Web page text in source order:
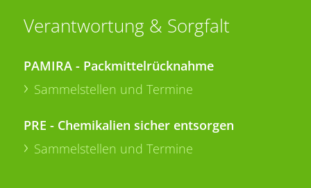
Verantwortung & Sorgfalt
PAMIRA - Packmittelrücknahme
Sammelstellen und Termine
PRE - Chemikalien sicher entsorgen
Sammelstellen und Termine